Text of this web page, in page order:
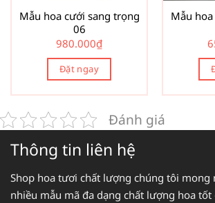
Mẫu hoa cưới sang trọng
06
980.000₫
Đặt ngay
Mẫu
Đánh giá
Thông tin liên hệ
Shop hoa tươi chất lượng chúng tôi mong
nhiều mẫu mã đa dạng chất lượng hoa tốt